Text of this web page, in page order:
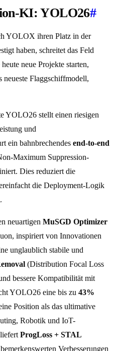
KI: YOLO26#
YOLOX ihren Platz in der
haben, schreitet das Feld
neue Projekte starten,
Flaggschiffmodell,
YOLO26 stellt einen riesigen
und
ein bahnbrechendes end-to-end
Maximum Suppression-
Dies reduziert die
die Deployment-Logik
neuartigen MuSGD Optimizer
inspiriert von Innovationen
unglaublich stabile und
(Distribution Focal Loss
bessere Kompatibilität mit
YOLO26 eine bis zu 43%
Position als das ultimative
Robotik und IoT-
ProgLoss + STAL
Verbesserungen